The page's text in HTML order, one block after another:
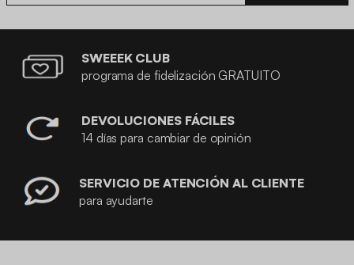
SWEEEK CLUB
programa de fidelización GRATUITO
DEVOLUCIONES FÁCILES
14 días para cambiar de opinión
SERVICIO DE ATENCIÓN AL CLIENTE
para ayudarte